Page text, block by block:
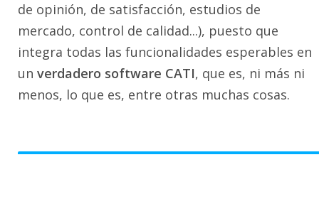
de opinión, de satisfacción, estudios de
mercado, control de calidad...), puesto que
integra todas las funcionalidades esperables en
un verdadero software CATI, que es, ni más ni
menos, lo que es, entre otras muchas cosas.